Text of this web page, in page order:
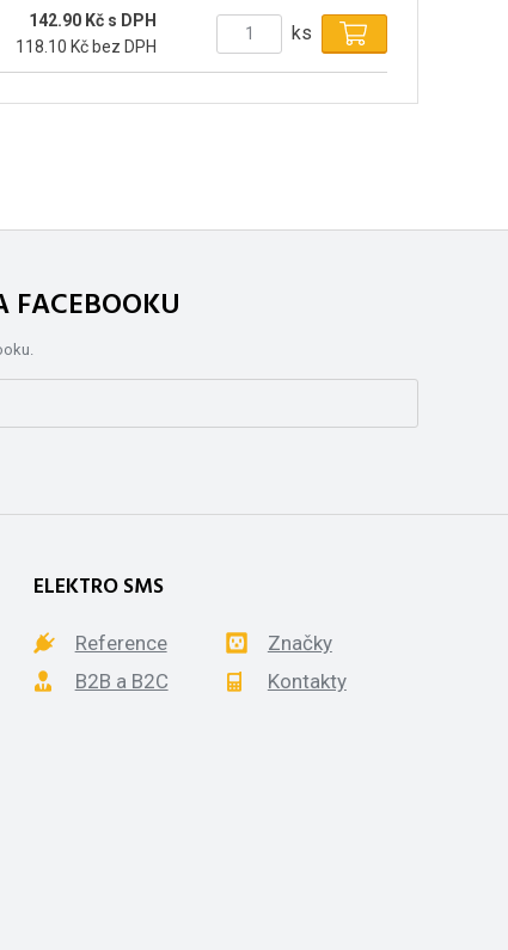
142.90 Kč s DPH
118.10 Kč bez DPH
ks
FACEBOOKU
ELEKTRO SMS
Reference
Značky
B2B a B2C
Kontakty